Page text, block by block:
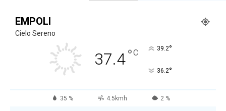
EMPOLI
Cielo Sereno
37.4°C 39.2°
36.2°
35 % 4.5kmh 2 %